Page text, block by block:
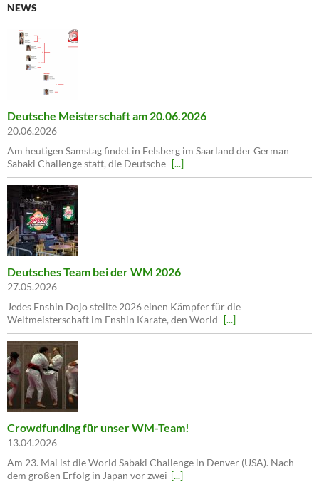
NEWS
Deutsche Meisterschaft am 20.06.2026
20.06.2026
Am heutigen Samstag findet in Felsberg im Saarland der German
Sabaki Challenge statt, die Deutsche [...]
Deutsches Team bei der WM 2026
27.05.2026
Jedes Enshin Dojo stellte 2026 einen Kämpfer für die
Weltmeisterschaft im Enshin Karate, den World [...]
Crowdfunding für unser WM-Team!
13.04.2026
Am 23. Mai ist die World Sabaki Challenge in Denver (USA). Nach
dem großen Erfolg in Japan vor zwei [...]